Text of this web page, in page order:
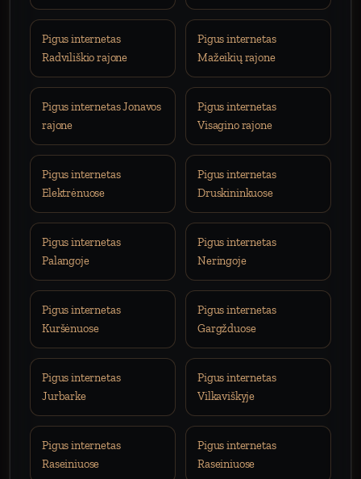
Pigus internetas
Radviliškio rajone
Pigus internetas
Mažeikių rajone
Pigus internetas Jonavos
rajone
Pigus internetas
Visagino rajone
Pigus internetas
Elektrėnuose
Pigus internetas
Druskininkuose
Pigus internetas
Palangoje
Pigus internetas
Neringoje
Pigus internetas
Kuršėnuose
Pigus internetas
Gargžduose
Pigus internetas
Jurbarke
Pigus internetas
Vilkaviškyje
Pigus internetas
Raseiniuose
Pigus internetas
Raseiniuose